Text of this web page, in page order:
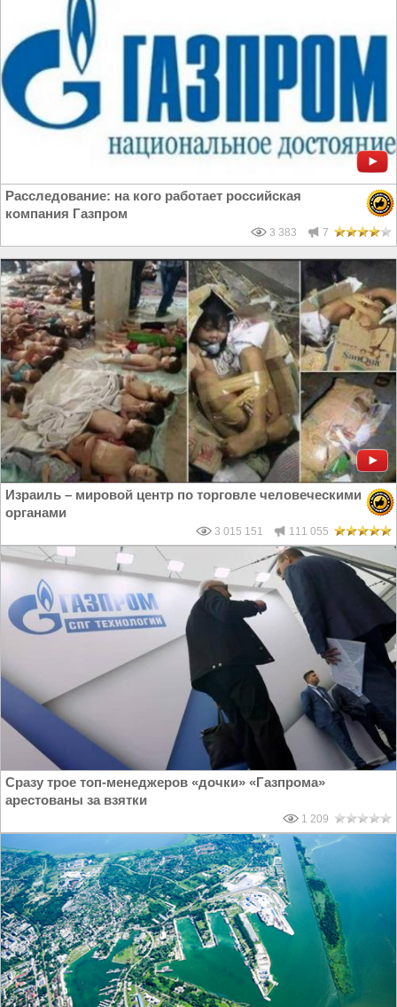
Расследование: на кого работает российская
компания Газпром
3 383 7
Израиль – мировой центр по торговле человеческими
органами
3 015 151 111 055
Сразу трое топ-менеджеров «дочки» «Газпрома»
арестованы за взятки
1 209